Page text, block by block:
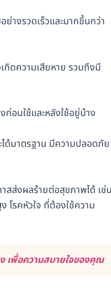
างรวดเร็วและมากขึ้นกว่า
กิดความเสียหาย รวมถึงมี
อนใช้และหลังใช้อยู่บ้าง
ด้มาตรฐาน มีความปลอดภัย
สส่งผลร้ายต่อสุขภาพได้ เช่
โรคหัวใจ ที่ต้องใช้ความ
เพื่อความสบายใจของคุณ